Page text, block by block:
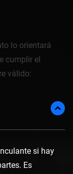
lo orientará
cumplir el
válido:
si hay
Es